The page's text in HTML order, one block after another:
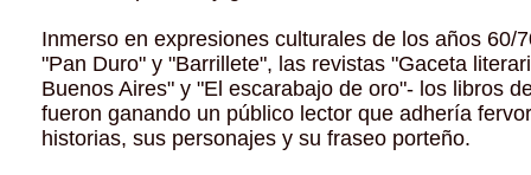
Inmerso en expresiones culturales de los años 60/
"Pan Duro" y "Barrillete", las revistas "Gaceta
Buenos Aires" y "El escarabajo de oro"- los libros
fueron ganando un público lector que adhería
historias, sus personajes y su fraseo porteño.